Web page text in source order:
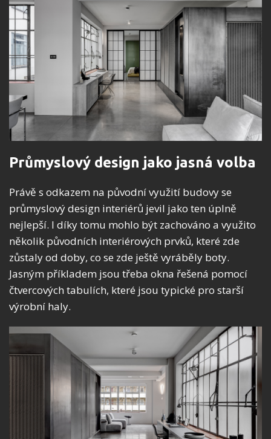
Průmyslový design jako jasná volba
Právě s odkazem na původní využití budovy se
průmyslový design interiérů jevil jako ten úplně
nejlepší. I díky tomu mohlo být zachováno a využito
několik původních interiérových prvků, které zde
zůstaly od doby, co se zde ještě vyráběly boty.
Jasným příkladem jsou třeba okna řešená pomocí
čtvercových tabulích, které jsou typické pro starší
výrobní haly.